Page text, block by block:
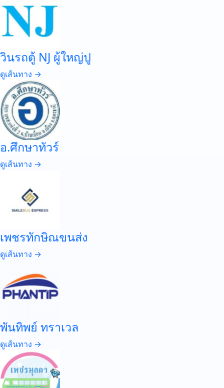
วินรถตู้ NJ ผู้ใหญ่ปู
ดูเส้นทาง →
อ.ศึกษาทัวร์
ดูเส้นทาง →
เพชรทักษิณขนส่ง
ดูเส้นทาง →
พันทิพย์ ทราเวล
ดูเส้นทาง →